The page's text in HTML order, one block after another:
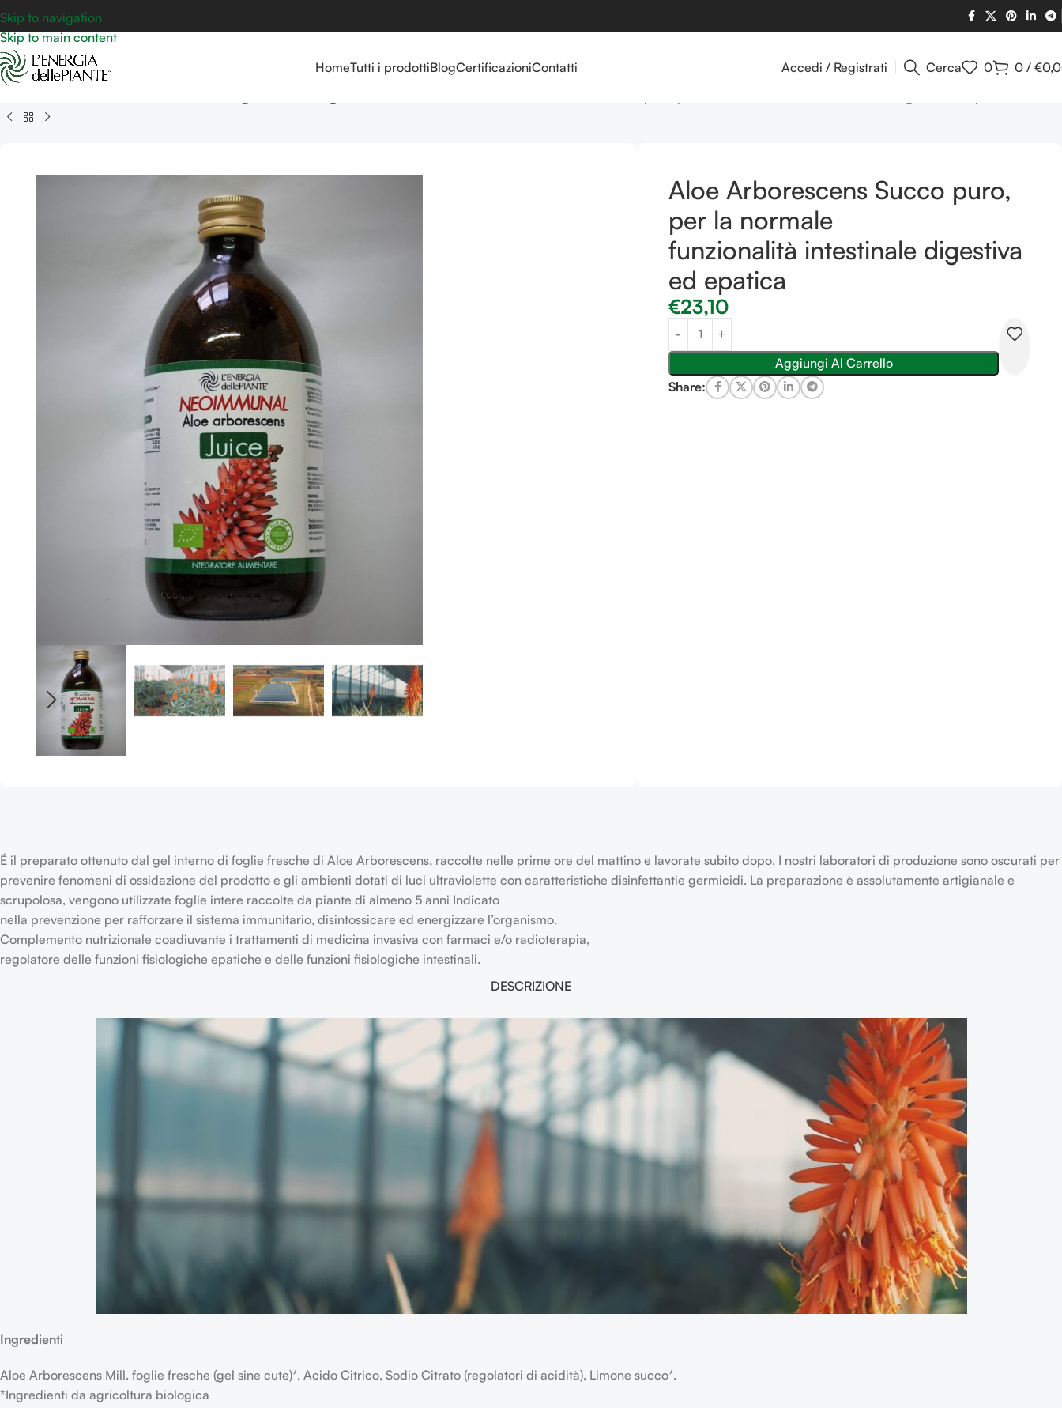
Skip to navigation
Skip to main content
HomeTutti i prodottiBlogCertificazioniContatti Accedi / Registrati Cerca 0 0 / €
Aloe Arborescens Succo puro,
per la normale
funzionalità intestinale digestiva
ed epatica
€23,10
Aggiungi Al Carrello
Share:
É il preparato ottenuto dal gel interno di foglie fresche di Aloe Arborescens, raccolte nelle prime ore del mattino e lavorate subito dopo. I nostri laboratori di produzione sono oscurati per
prevenire fenomeni di ossidazione del prodotto e gli ambienti dotati di luci ultraviolette con caratteristiche disinfettantie germicidi. La preparazione è assolutamente artigianale e
scrupolosa, vengono utilizzate foglie intere raccolte da piante di almeno 5 anni Indicato
nella prevenzione per rafforzare il sistema immunitario, disintossicare ed energizzare l’organismo.
Complemento nutrizionale coadiuvante i trattamenti di medicina invasiva con farmaci e/o radioterapia,
regolatore delle funzioni fisiologiche epatiche e delle funzioni fisiologiche intestinali.
DESCRIZIONE
Ingredienti
Aloe Arborescens Mill. foglie fresche (gel sine cute)*, Acido Citrico, Sodio Citrato (regolatori di acidità), Limone succo*.
*Ingredienti da agricoltura biologica